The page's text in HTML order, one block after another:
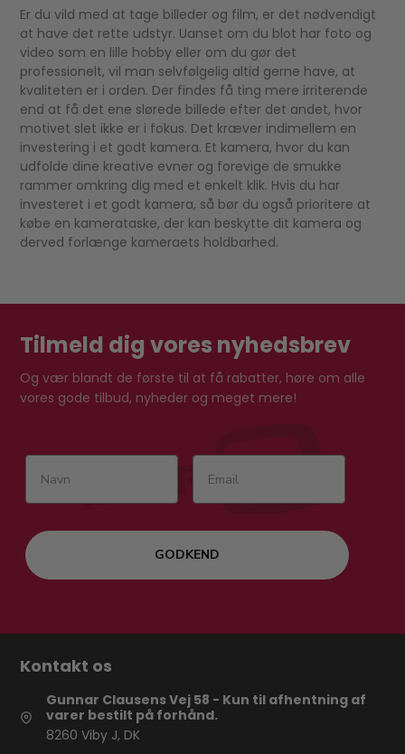
Er du vild med at tage billeder og film, er det nødvendigt
at have det rette udstyr. Uanset om du blot har foto og
video som en lille hobby eller om du gør det
professionelt, vil man selvfølgelig altid gerne have, at
kvaliteten er i orden. Der findes få ting mere irriterende
end at få det ene slørede billede efter det andet, hvor
motivet slet ikke er i fokus. Det kræver indimellem en
investering i et godt kamera. Et kamera, hvor du kan
udfolde dine kreative evner og forevige de smukke
rammer omkring dig med et enkelt klik. Hvis du har
investeret i et godt kamera, så bør du også prioritere at
købe en kamerataske, der kan beskytte dit kamera og
derved forlænge kameraets holdbarhed.
Tilmeld dig vores nyhedsbrev
Og vær blandt de første til at få rabatter, høre om alle
vores gode tilbud, nyheder og meget mere!
GODKEND
Kontakt os
Gunnar Clausens Vej 58 - Kun til afhentning af
varer bestilt på forhånd.
8260 Viby J, DK